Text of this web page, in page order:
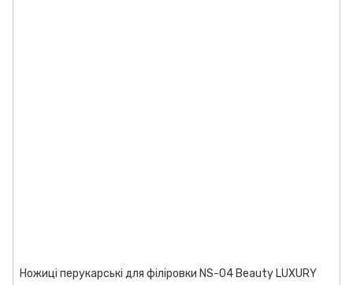
Ножиці перукарські для філіровки NS-04 Beauty LUXURY